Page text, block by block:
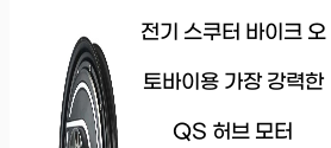
전기 스쿠터 바이크 오
토바이용 가장 강력한
QS 허브 모터